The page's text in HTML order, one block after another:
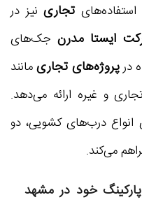
تجارینیز در
ایستا مدرن جک‌های
درپروژه‌های تجاریمانند
و غیره ارائه می‌دهد.
درب‌های کشویی، دو
می‌کند.
خود در مشهد